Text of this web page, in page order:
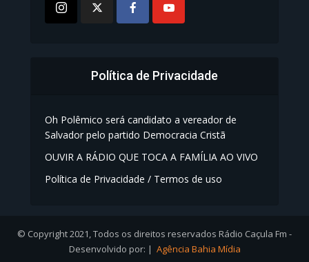
Política de Privacidade
Oh Polêmico será candidato a vereador de
Salvador pelo partido Democracia Cristã
OUVIR A RÁDIO QUE TOCA A FAMÍLIA AO VIVO
Política de Privacidade / Termos de uso
© Copyright 2021, Todos os direitos reservados Rádio Caçula Fm -
Desenvolvido por: | Agência Bahia Mídia